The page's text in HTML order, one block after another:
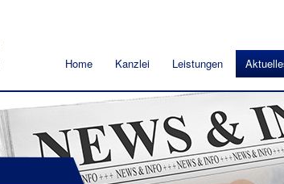
Home Kanzlei Leistungen